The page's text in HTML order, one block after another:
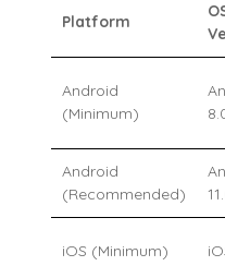
Platform
Android
(Minimum)
Android
(Recommended)
iOS (Minimum)